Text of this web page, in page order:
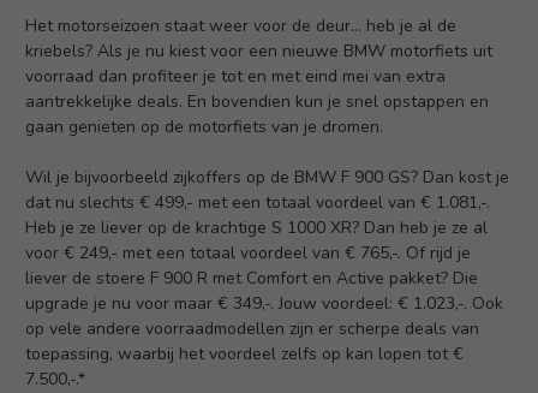
Het motorseizoen staat weer voor de deur... heb je al de
kriebels? Als je nu kiest voor een nieuwe BMW motorfiets uit
voorraad dan profiteer je tot en met eind mei van extra
aantrekkelijke deals. En bovendien kun je snel opstappen en
gaan genieten op de motorfiets van je dromen.
Wil je bijvoorbeeld zijkoffers op de BMW F 900 GS? Dan kost je
dat nu slechts € 499,- met een totaal voordeel van € 1.081,-.
Heb je ze liever op de krachtige S 1000 XR? Dan heb je ze al
voor € 249,- met een totaal voordeel van € 765,-. Of rijd je
liever de stoere F 900 R met Comfort en Active pakket? Die
upgrade je nu voor maar € 349,-. Jouw voordeel: € 1.023,-. Ook
op vele andere voorraadmodellen zijn er scherpe deals van
toepassing, waarbij het voordeel zelfs op kan lopen tot €
7.500,-.*